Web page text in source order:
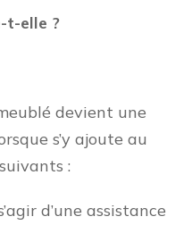
t-elle ?
devient une
s’y ajoute au
:
d’une assistance